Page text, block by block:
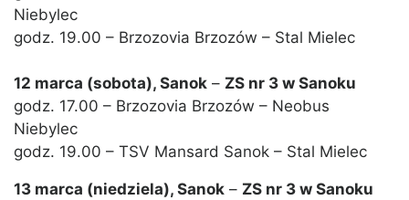
Niebylec
godz. 19.00 – Brzozovia Brzozów – Stal Mielec
12 marca (sobota), Sanok – ZS nr 3 w Sanoku
godz. 17.00 – Brzozovia Brzozów – Neobus
Niebylec
godz. 19.00 – TSV Mansard Sanok – Stal Mielec
13 marca (niedziela), Sanok – ZS nr 3 w Sanoku